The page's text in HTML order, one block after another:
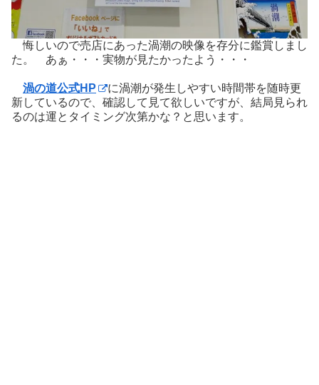
悔しいので売店にあった渦潮の映像を存分に鑑賞しまし
た。 あぁ・・・実物が見たかったよう・・・
渦の道公式HP
に渦潮が発生しやすい時間帯を随時更
新しているので、確認して見て欲しいですが、結局見られ
るのは運とタイミング次第かな？と思います。